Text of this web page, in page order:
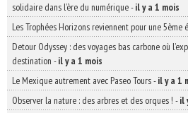
solidaire dans l’ère du numérique-il y a 1 mois
Les Trophées Horizons reviennent pour une 5ème
Detour Odyssey : des voyages bas carbone où
destination -il y a 1 mois
Le Mexique autrement avec Paseo Tours-il y a 1
Observer la nature : des arbres et des orques ! -il